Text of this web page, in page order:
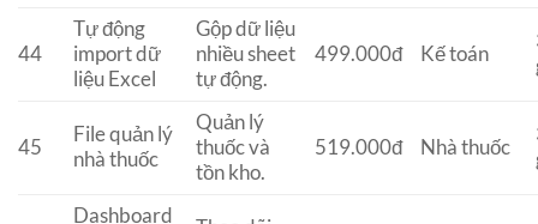
44
Tự động
import dữ
liệu Excel
Gộp dữ liệu
nhiều sheet
tự động.
499.000đ Kế toán
45
File quản lý
nhà thuốc
Quản lý
thuốc và
tồn kho.
519.000đ Nhà thuốc
Dashboard